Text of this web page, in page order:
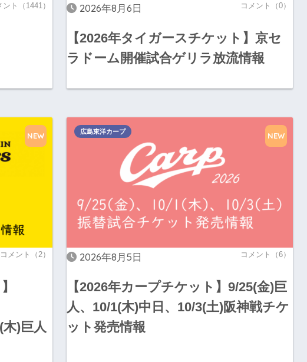
ント（1441） 2026年8月6日 コメント（0）
【2026年タイガースチケット】京セ
ラドーム開催試合ゲリラ放流情報
コメント（2）
)巨人
NEW
2026年8月5日 コメント（6）
【2026年カープチケット】9/25(金)巨
人、10/1(木)中日、10/3(土)阪神戦チケ
ット発売情報
広島東洋カープ NEW